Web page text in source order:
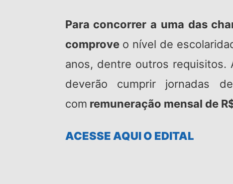
Para concorrer a uma das
comproveo nível de
anos, dentre outros requisitos.
deverão cumprir jornadas
com remuneração mensal de
ACESSE AQUI O EDITAL